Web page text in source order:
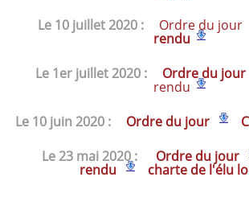
Le 10 juillet 2020 :
Ordre du jour
rendu
Le 1er juillet 2020 :
Ordre du jour
rendu
Le 10 juin 2020 :
Ordre du jour
Le 23 mai 2020 :
Ordre du jour
rendu charte de l'élu